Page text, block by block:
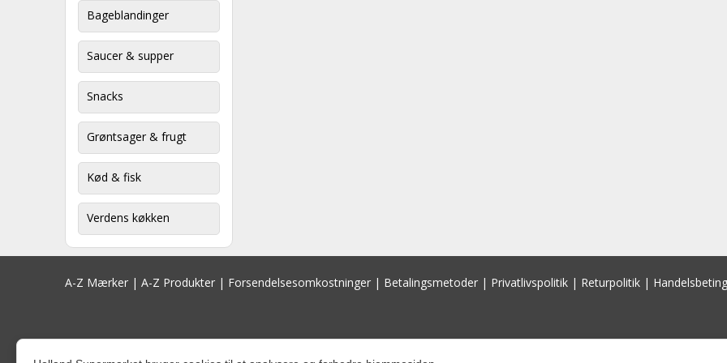
Bageblandinger
Saucer & supper
Snacks
Grøntsager & frugt
Kød & fisk
Verdens køkken
A-Z Mærker | A-Z Produkter | Forsendelsesomkostninger | Betalingsmetoder | Privatlivspolitik | Returpolitik |